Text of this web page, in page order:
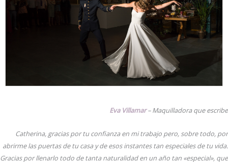
Eva Villamar– Maquilladora que escribe
Catherina, gracias por tu confianza en mi trabajo pero, sobre todo, por
abrirme las puertas de tu casa y de esos instantes tan especiales de tu vida.
Gracias por llenarlo todo de tanta naturalidad en un año tan «especial», que